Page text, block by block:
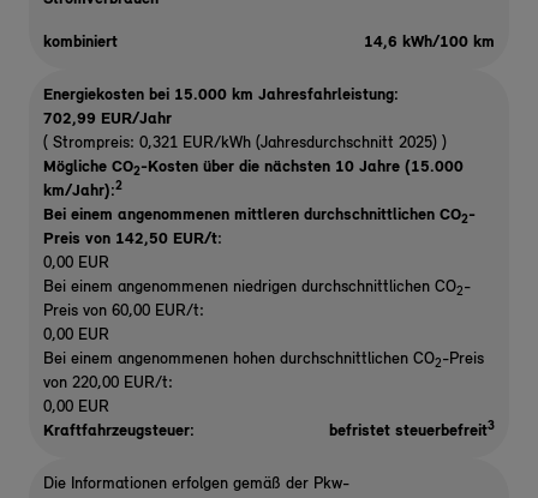
kombiniert 14,6 kWh/100 km
Energiekosten bei 15.000 km Jahresfahrleistung:
702,99 EUR/Jahr
( Strompreis: 0,321 EUR/kWh (Jahresdurchschnitt 2025) )
Mögliche CO2-Kosten über die nächsten 10 Jahre (15.000
km/Jahr):2
Bei einem angenommenen mittleren durchschnittlichen CO2-
Preis von 142,50 EUR/t:
0,00 EUR
Bei einem angenommenen niedrigen durchschnittlichen CO2-
Preis von 60,00 EUR/t:
0,00 EUR
Bei einem angenommenen hohen durchschnittlichen CO2-Preis
von 220,00 EUR/t:
0,00 EUR
Kraftfahrzeugsteuer:
befristet steuerbefreit3
Die Informationen erfolgen gemäß der Pkw-